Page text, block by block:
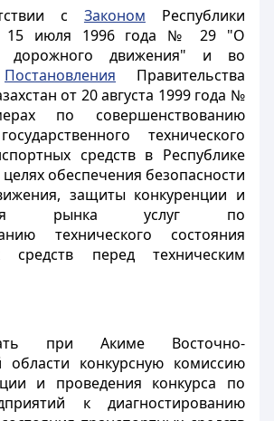
с Законом Республики
15 июля 1996 года № 29 "О
дорожного движения" и во
Постановления Правительства
от 20 августа 1999 года №
по совершенствованию
технического
средств в Республике
целях обеспечения безопасности
защиты конкуренции и
рынка услуг по
технического состояния
средств перед техническим
при Акиме Восточно-
области конкурсную комиссию
и проведения конкурса по
к диагностированию